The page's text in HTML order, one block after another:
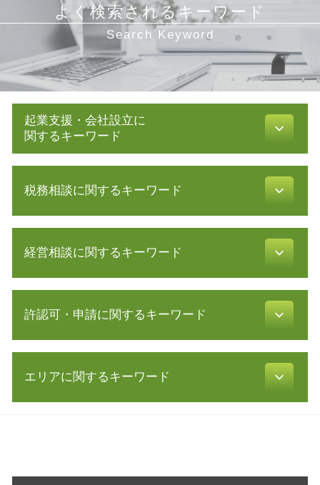
よく検索されるキーワード
Search Keyword
起業支援・会社設立に
関するキーワード
起業 助成金
株式会社 設立 必要書類
会社設立 期間
創業 融資
合同会社設立 必要書類
定款 とは
助成金 制度
会社設立 税務署
税務相談に関するキーワード
会計帳簿 とは
白色申告 必要書類
利益 種類
確定申告 所得税
会社 税金
経営相談に関するキーワード
早期 経営改善 計画
共益権 とは
事業 計画書
株式 譲渡 制限 会社
中小企業庁 認定 支援機関
許認可・申請に関するキーワード
飲食店 営業許可証
エリアに関するキーワード
起業支援 川崎市 相談